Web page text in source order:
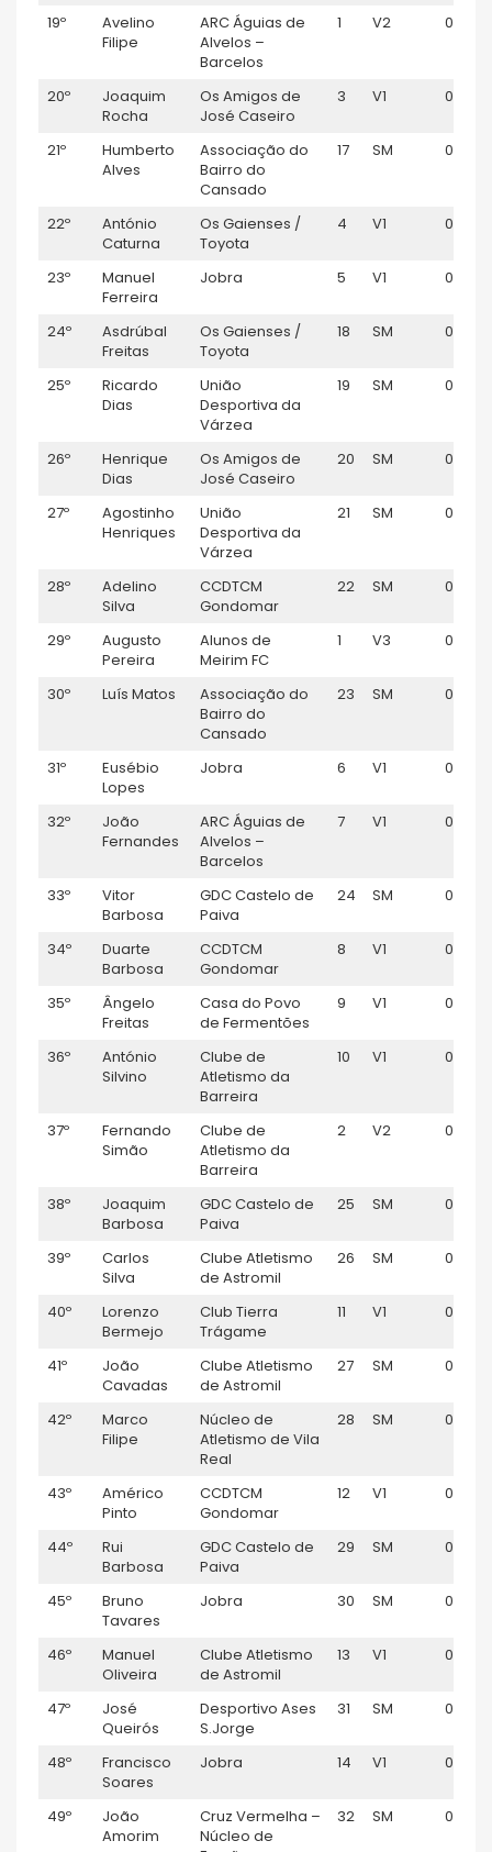
19º
Avelino
Filipe
ARC Águias de
Alvelos –
Barcelos
1 V2
20º
Joaquim
Rocha
Os Amigos de
José Caseiro
3 V1
21º
Humberto
Alves
Associação do
Bairro do
Cansado
17 SM
22º
António
Caturna
Os Gaienses /
Toyota
4 V1
23º
Manuel
Ferreira
Jobra 5 V1
24º
Asdrúbal
Freitas
Os Gaienses /
Toyota
18 SM
25º
Ricardo
Dias
União
Desportiva da
Várzea
19 SM
26º
Henrique
Dias
Os Amigos de
José Caseiro
20 SM
27º
Agostinho
Henriques
União
Desportiva da
Várzea
21 SM
28º
Adelino
Silva
CCDTCM
Gondomar
22 SM
29º
Augusto
Pereira
Alunos de
Meirim FC
1 V3
30º Luís Matos
Associação do
Bairro do
Cansado
23 SM 01:01:19
31º
Eusébio
Lopes
Jobra 6 V1
32º
João
Fernandes
ARC Águias de
Alvelos –
Barcelos
7 V1
33º
Vitor
Barbosa
GDC Castelo de
Paiva
24 SM 01:02:11
34º
Duarte
Barbosa
CCDTCM
Gondomar
8 V1
35º
Ângelo
Freitas
Casa do Povo
de Fermentões
9 V1
36º
António
Silvino
Clube de
Atletismo da
Barreira
10 V1
37º
Fernando
Simão
Clube de
Atletismo da
Barreira
2 V2
38º
Joaquim
Barbosa
GDC Castelo de
Paiva
25 SM
39º
Carlos
Silva
Clube Atletismo
de Astromil
26 SM 01:03:11
40º
Lorenzo
Bermejo
Club Tierra
Trágame
11 V1
41º
João
Cavadas
Clube Atletismo
de Astromil
27 SM
42º
Marco
Filipe
Núcleo de
Atletismo de Vila
Real
28 SM
43º
Américo
Pinto
CCDTCM
Gondomar
12 V1
44º
Rui
Barbosa
GDC Castelo de
Paiva
29 SM
45º
Bruno
Tavares
Jobra 30 SM 01:04:11
46º
Manuel
Oliveira
Clube Atletismo
de Astromil
13 V1
47º
José
Queirós
Desportivo Ases
S.Jorge
31 SM
48º
Francisco
Soares
Jobra 14 V1
49º
João
Amorim
Cruz Vermelha –
Núcleo de
32 SM